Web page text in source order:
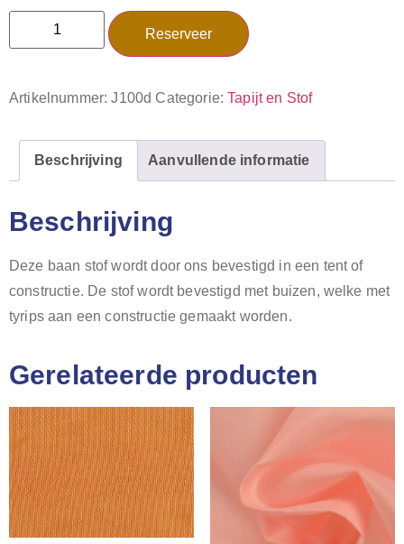
Reserveer
Artikelnummer:J100d Categorie:Tapijt en Stof
Beschrijving Aanvullende informatie
Beschrijving
Deze baan stof wordt door ons bevestigd in een tent of
constructie. De stof wordt bevestigd met buizen, welke met
tyrips aan een constructie gemaakt worden.
Gerelateerde producten